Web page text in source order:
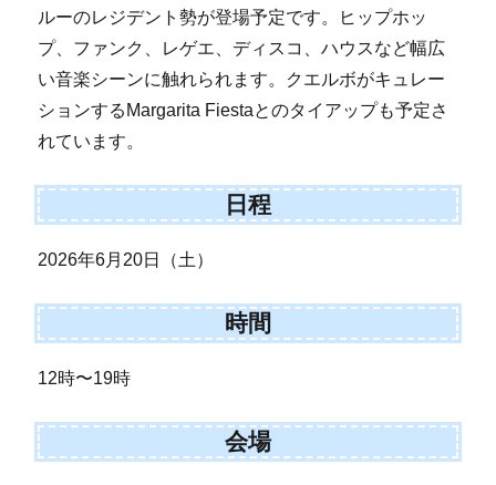
ルーのレジデント勢が登場予定です。ヒップホッ
プ、ファンク、レゲエ、ディスコ、ハウスなど幅広
い音楽シーンに触れられます。クエルボがキュレー
ションするMargarita Fiestaとのタイアップも予定さ
れています。
日程
2026年6月20日（土）
時間
12時〜19時
会場